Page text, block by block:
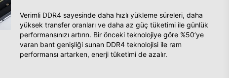
Verimli DDR4 sayesinde daha hızlı yükleme süreleri, daha
yüksek transfer oranları ve daha az güç tüketimi ile günlük
performansınızı artırın. Bir önceki teknolojiye göre %50’ye
varan bant genişliği sunan DDR4 teknolojisi ile ram
performansı artarken, enerji tüketimi de azalır.